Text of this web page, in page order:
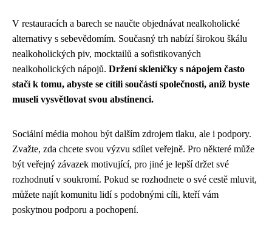
V restauracích a barech se naučte objednávat nealkoholické
alternativy s sebevědomím. Současný trh nabízí širokou škálu
nealkoholických piv, mocktailů a sofistikovaných
nealkoholických nápojů. Držení skleničky s nápojem často
stačí k tomu, abyste se cítili součástí společnosti, aniž byste
museli vysvětlovat svou abstinenci.
Sociální média mohou být dalším zdrojem tlaku, ale i podpory.
Zvažte, zda chcete svou výzvu sdílet veřejně. Pro některé může
být veřejný závazek motivující, pro jiné je lepší držet své
rozhodnutí v soukromí. Pokud se rozhodnete o své cestě mluvit,
můžete najít komunitu lidí s podobnými cíli, kteří vám
poskytnou podporu a pochopení.